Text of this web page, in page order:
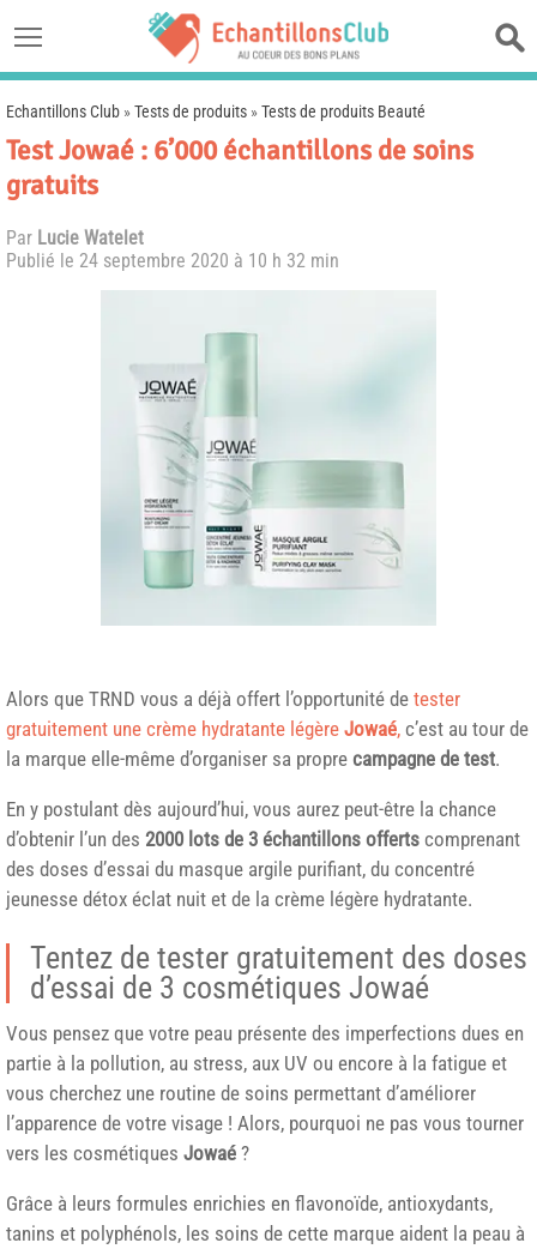
Echantillons Club »Tests de produits »Tests de produits Beauté
Test Jowaé : 6’000 échantillons de soins
gratuits
Par Lucie Watelet
Publié le 24 septembre 2020 à 10 h 32 min
Alors que TRND vous a déjà offert l’opportunité de tester
gratuitement une crème hydratante légère Jowaé, c’est au tour de
la marque elle-même d’organiser sa propre campagne de test.
En y postulant dès aujourd’hui, vous aurez peut-être la chance
d’obtenir l’un des 2000 lots de 3 échantillons offerts comprenant
des doses d’essai du masque argile purifiant, du concentré
jeunesse détox éclat nuit et de la crème légère hydratante.
Tentez de tester gratuitement des doses
d’essai de 3 cosmétiques Jowaé
Vous pensez que votre peau présente des imperfections dues en
partie à la pollution, au stress, aux UV ou encore à la fatigue et
vous cherchez une routine de soins permettant d’améliorer
l’apparence de votre visage ! Alors, pourquoi ne pas vous tourner
vers les cosmétiques Jowaé ?
Grâce à leurs formules enrichies en flavonoïde, antioxydants,
tanins et polyphénols, les soins de cette marque aident la peau à